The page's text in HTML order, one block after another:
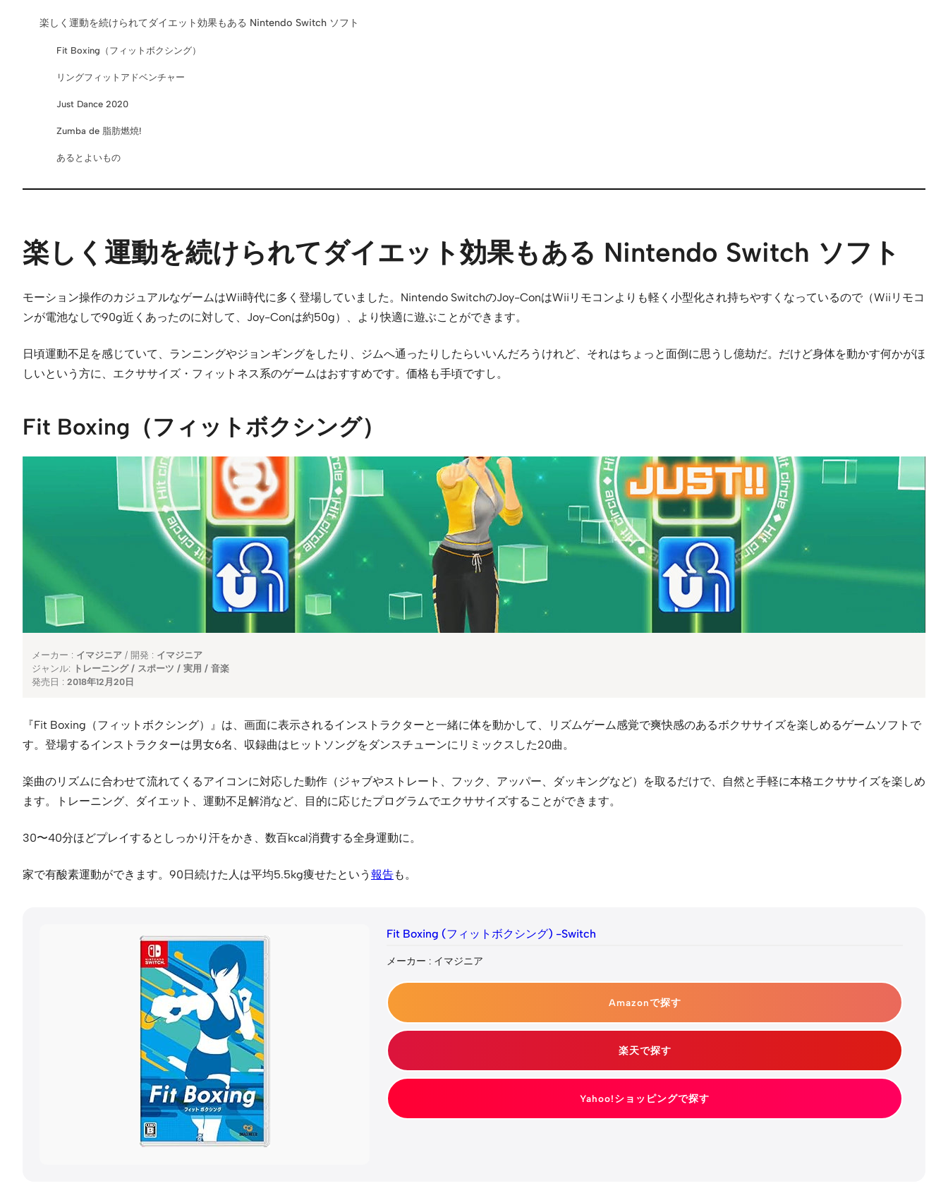
楽しく運動を続けられてダイエット効果もある Nintendo Switch ソフト
Fit Boxing（フィットボクシング）
リングフィットアドベンチャー
Just Dance 2020
Zumba de 脂肪燃焼!
あるとよいもの
楽しく運動を続けられてダイエット効果もある Nintendo Switch ソフト
モーション操作のカジュアルなゲームはWii時代に多く登場していました。Nintendo SwitchのJoy-ConはWiiリモコンよりも軽く小型化され持ちやすくなっているので（Wiiリモコ
ンが電池なしで90g近くあったのに対して、Joy-Conは約50g）、より快適に遊ぶことができます。
日頃運動不足を感じていて、ランニングやジョンギングをしたり、ジムへ通ったりしたらいいんだろうけれど、それはちょっと面倒に思うし億劫だ。だけど身体を動かす何かがほ
しいという方に、エクササイズ・フィットネス系のゲームはおすすめです。価格も手頃ですし。
Fit Boxing（フィットボクシング）
メーカー : イマジニア/ 開発 : イマジニア
ジャンル:
トレーニング / スポーツ / 実用 / 音楽
発売日 : 2018年12月20日
『Fit Boxing（フィットボクシング）』は、画面に表示されるインストラクターと一緒に体を動かして、リズムゲーム感覚で爽快感のあるボクササイズを楽しめるゲームソフトで
す。登場するインストラクターは男女6名、収録曲はヒットソングをダンスチューンにリミックスした20曲。
楽曲のリズムに合わせて流れてくるアイコンに対応した動作（ジャブやストレート、フック、アッパー、ダッキングなど）を取るだけで、自然と手軽に本格エクササイズを楽しめ
ます。トレーニング、ダイエット、運動不足解消など、目的に応じたプログラムでエクササイズすることができます。
30〜40分ほどプレイするとしっかり汗をかき、数百kcal消費する全身運動に。
家で有酸素運動ができます。90日続けた人は平均5.5kg痩せたという 報告も。
Fit Boxing (フィットボクシング) -Switch
メーカー : イマジニア
Amazonで探す
楽天で探す
Yahoo!ショッピングで探す